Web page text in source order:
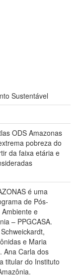
Sustentável
ODS Amazonas
pobreza do
da faixa etária e
é uma
de Pós-
e
– PPGCASA.
e Maria
Ana Carla dos
titular do Instituto